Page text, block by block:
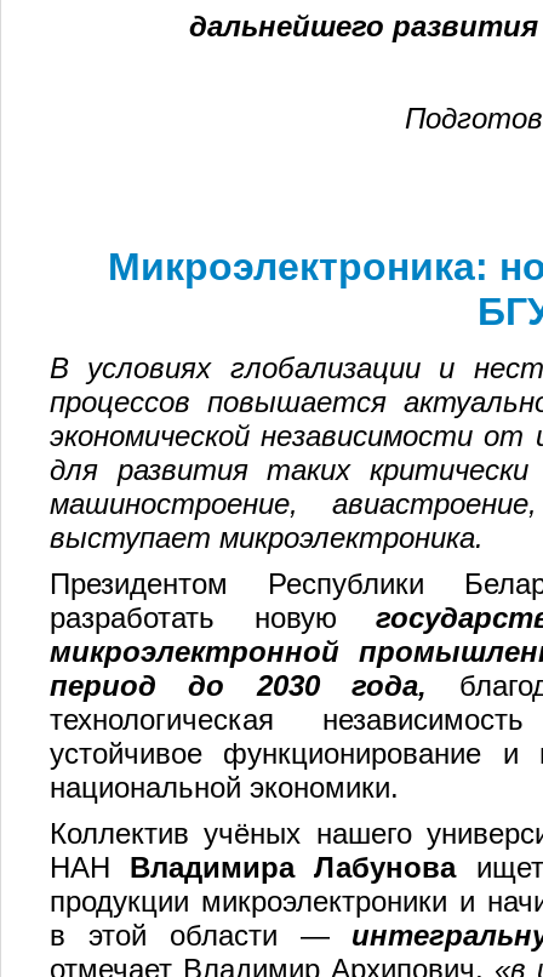
дальнейшего
Микроэлектроника:
В условиях глобализации и
процессов повышается
экономической независимости от
для развития таких
машиностроение,
выступает микроэлектроника.
Президентом Республики
разработать новую
микроэлектронной
период до 2030 года,
технологическая
устойчивое функционирование и
национальной экономики.
Коллектив учёных нашего
НАН Владимира Лабуноваищет
продукции микроэлектроники и
в этой области —
отмечает Владимир Архипович, «в